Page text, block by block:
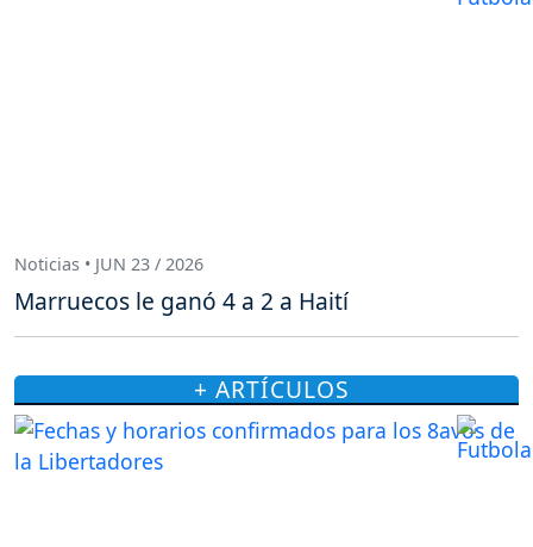
Noticias • JUN 23 / 2026
Marruecos le ganó 4 a 2 a Haití
+ ARTÍCULOS